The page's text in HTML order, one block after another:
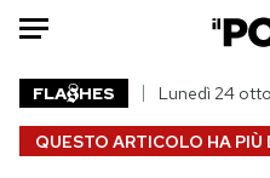
HOME
QUESTO ARTICOLO HA PIÙ
FLA HES Lunedì 24